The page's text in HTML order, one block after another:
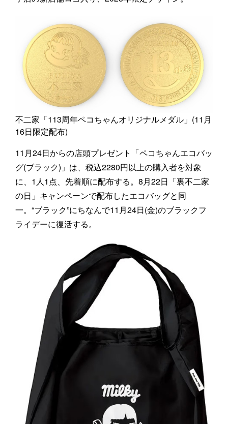
不二家「113周年ペコちゃんオリジナルメダル」(11月
16日限定配布)
11月24日からの店頭プレゼント「ペコちゃんエコバッ
グ(ブラック)」は、税込2280円以上の購入者を対象
に、1人1点、先着順に配布する。8月22日「裏不二家
の日」キャンペーンで配布したエコバッグと同
一。“ブラック”にちなんで11月24日(金)のブラックフ
ライデーに復活する。